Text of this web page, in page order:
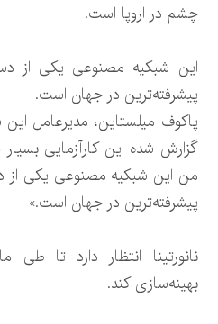
چشم در اروپا است.
این شبکیه مصنوعی یکی از
پیشرفته‌ترین در جهان است.
پاکوف میلستاین، مدیرعامل
گزارش شده این کارآزمایی
من این شبکیه مصنوعی یکی از
پیشرفته‌ترین در جهان است.»
نانورتینا انتظار دارد تا
بهینه‌سازی کند.